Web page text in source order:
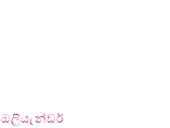
ඔලියැන්ඩර්